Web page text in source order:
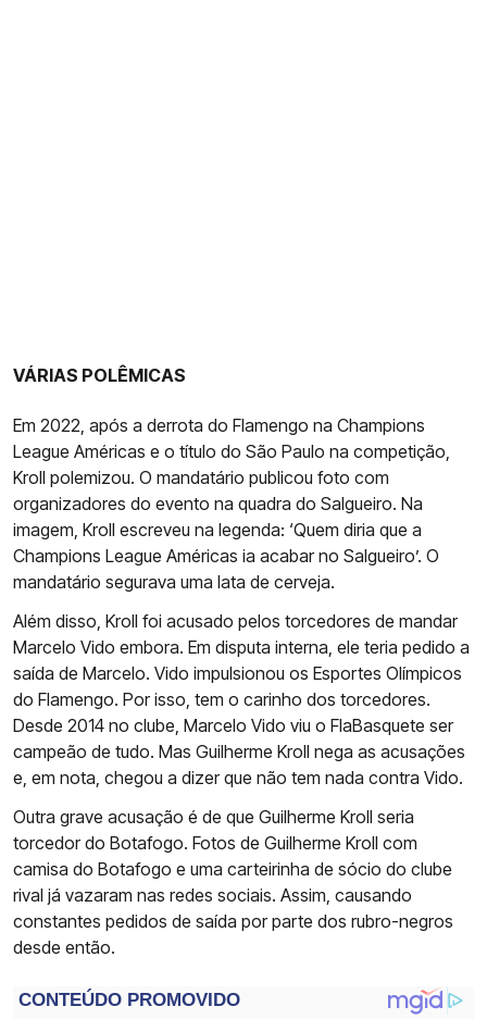
VÁRIAS POLÊMICAS
Em 2022, após a derrota do Flamengo na Champions
League Américas e o título do São Paulo na competição,
Kroll polemizou. O mandatário publicou foto com
organizadores do evento na quadra do Salgueiro. Na
imagem, Kroll escreveu na legenda: ‘Quem diria que a
Champions League Américas ia acabar no Salgueiro’. O
mandatário segurava uma lata de cerveja.
Além disso, Kroll foi acusado pelos torcedores de mandar
Marcelo Vido embora. Em disputa interna, ele teria pedido a
saída de Marcelo. Vido impulsionou os Esportes Olímpicos
do Flamengo. Por isso, tem o carinho dos torcedores.
Desde 2014 no clube, Marcelo Vido viu o FlaBasquete ser
campeão de tudo. Mas Guilherme Kroll nega as acusações
e, em nota, chegou a dizer que não tem nada contra Vido.
Outra grave acusação é de que Guilherme Kroll seria
torcedor do Botafogo. Fotos de Guilherme Kroll com
camisa do Botafogo e uma carteirinha de sócio do clube
rival já vazaram nas redes sociais. Assim, causando
constantes pedidos de saída por parte dos rubro-negros
desde então.